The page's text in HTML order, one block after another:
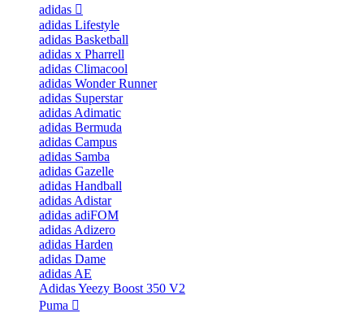
adidas
adidas Lifestyle
adidas Basketball
adidas x Pharrell
adidas Climacool
adidas Wonder Runner
adidas Superstar
adidas Adimatic
adidas Bermuda
adidas Campus
adidas Samba
adidas Gazelle
adidas Handball
adidas Adistar
adidas adiFOM
adidas Adizero
adidas Harden
adidas Dame
adidas AE
Adidas Yeezy Boost 350 V2
Puma